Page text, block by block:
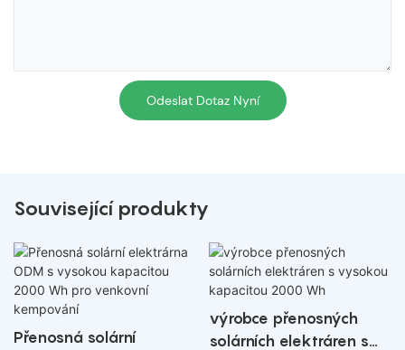
Odeslat Dotaz Nyní
Související produkty
Přenosná solární
výrobce přenosných
solárních elektráren s